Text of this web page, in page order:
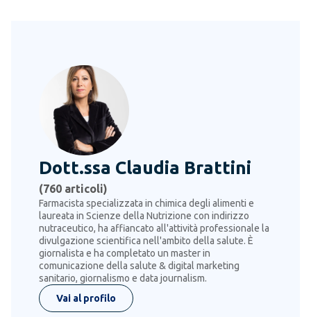
Dott.ssa Claudia Brattini
(760 articoli)
Farmacista specializzata in chimica degli alimenti e
laureata in Scienze della Nutrizione con indirizzo
nutraceutico, ha affiancato all'attività professionale la
divulgazione scientifica nell'ambito della salute. È
giornalista e ha completato un master in
comunicazione della salute & digital marketing
sanitario, giornalismo e data journalism.
Vai al profilo